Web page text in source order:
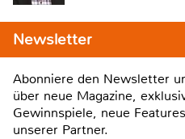
Newsletter
Abonniere den Newsletter
über neue Magazine,
Gewinnspiele, neue
unserer Partner.